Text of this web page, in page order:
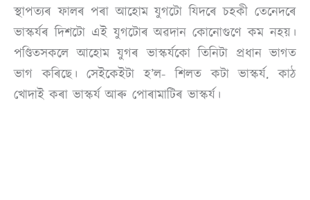
স্থাপত্যৰ ফালৰ পৰা আহোম যুগটো যিদৰে চহকী তেনেদৰে
ভাস্কৰ্যৰ দিশটো এই যুগটোৰ অৱদান কোনোগুণে কম নহয়।
পণ্ডিতসকলে আহোম যুগৰ ভাস্কৰ্যকো তিনিটা প্ৰধান ভাগত
ভাগ কৰিছে। সেইকেইটা হ’ল- শিলত কটা ভাস্কৰ্য. কাঠ
খোদাই কৰা ভাস্কৰ্য আৰু পোৰামাটিৰ ভাস্কৰ্য।